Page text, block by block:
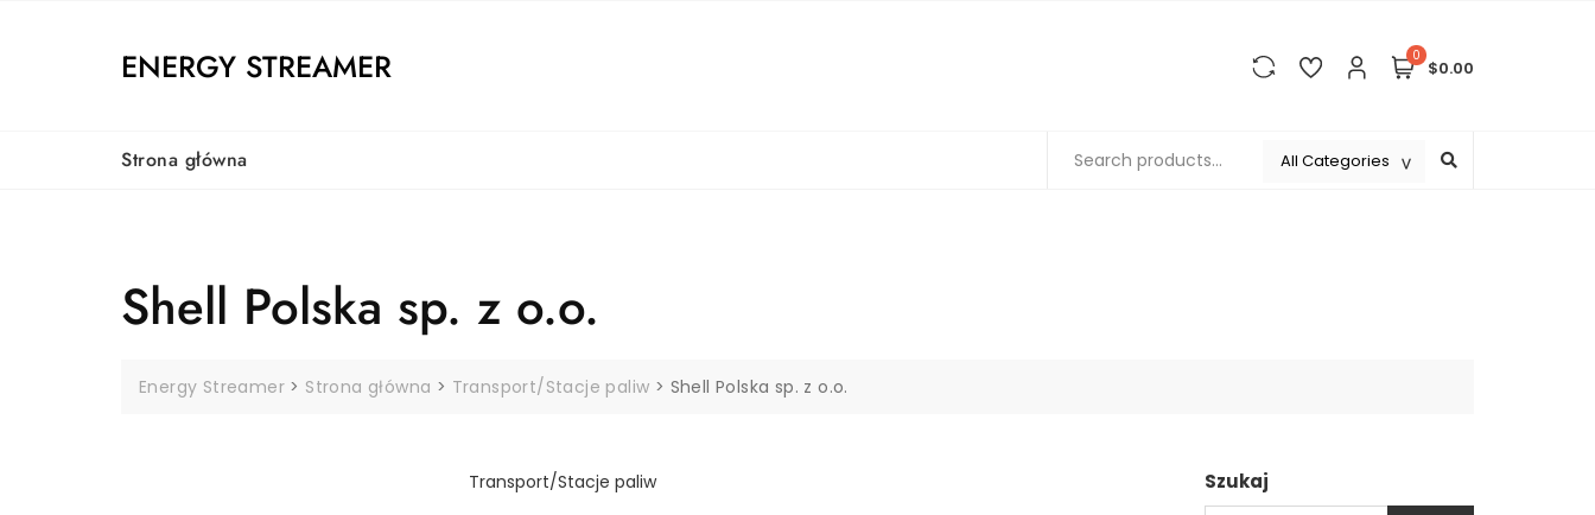
ENERGY STREAMER 0
$0.00
Strona główna
Shell Polska sp. z o.o.
Energy Streamer > Strona główna > Transport/Stacje paliw > Shell Polska sp. z o.o.
Transport/Stacje paliw Szukaj